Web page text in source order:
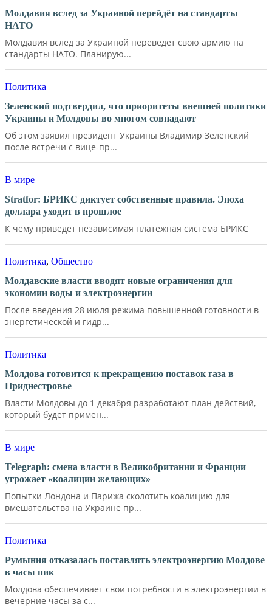
Молдавия вслед за Украиной перейдёт на стандарты
НАТО
Молдавия вслед за Украиной переведет свою армию на
стандарты НАТО. Планирую...
Политика
Зеленский подтвердил, что приоритеты внешней политики
Украины и Молдовы во многом совпадают
Об этом заявил президент Украины Владимир Зеленский
после встречи с вице-пр...
В мире
Stratfor: БРИКС диктует собственные правила. Эпоха
доллара уходит в прошлое
К чему приведет независимая платежная система БРИКС
Политика, Общество
Молдавские власти вводят новые ограничения для
экономии воды и электроэнергии
После введения 28 июля режима повышенной готовности в
энергетической и гидр...
Политика
Молдова готовится к прекращению поставок газа в
Приднестровье
Власти Молдовы до 1 декабря разработают план действий,
который будет примен...
В мире
Telegraph: смена власти в Великобритании и Франции
угрожает «коалиции желающих»
Попытки Лондона и Парижа сколотить коалицию для
вмешательства на Украине пр...
Политика
Румыния отказалась поставлять электроэнергию Молдове
в часы пик
Молдова обеспечивает свои потребности в электроэнергии в
вечерние часы за с...